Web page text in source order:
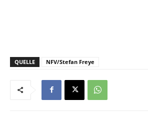
QUELLE NFV/Stefan Freye